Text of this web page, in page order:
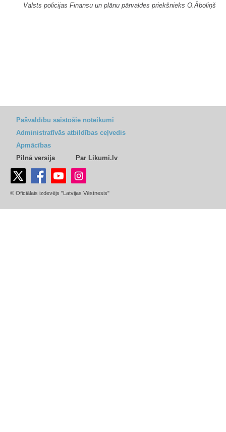
Valsts policijas Finansu un plānu pārvaldes priekšnieks O.Āboliņš
Pašvaldību saistošie noteikumi
Administratīvās atbildības ceļvedis
Apmācības
Pilnā versija
Par Likumi.lv
© Oficiālais izdevējs "Latvijas Vēstnesis"